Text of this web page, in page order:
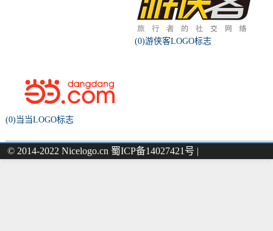
(0)游侠客LOGO标志
(0)当当LOGO标志
© 2014-2022 Nicelogo.cn 蜀ICP备14027421号 |